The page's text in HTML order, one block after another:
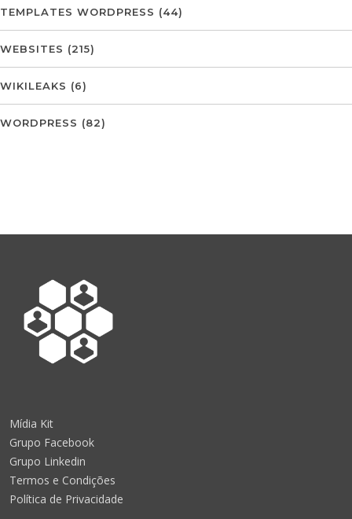
TEMPLATES WORDPRESS (44)
WEBSITES (215)
WIKILEAKS (6)
WORDPRESS (82)
Mídia Kit
Grupo Facebook
Grupo Linkedin
Termos e Condições
Política de Privacidade